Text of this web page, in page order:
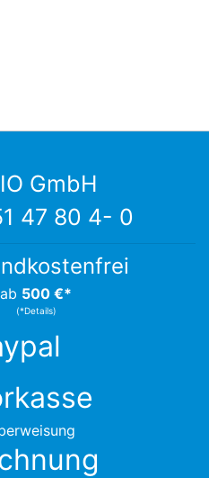
GmbH
47 80 4- 0
ab 500 €*
(*Details)